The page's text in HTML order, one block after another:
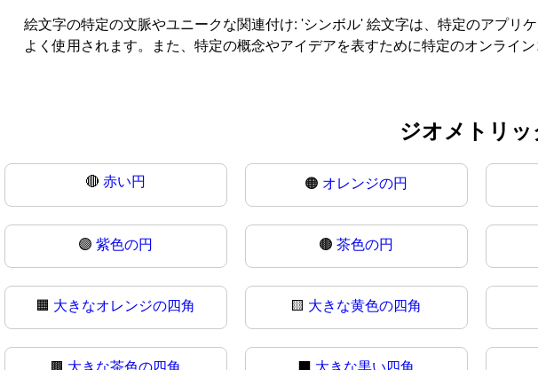
絵文字の特定の文脈やユニークな関連付け: 'シンボル' 絵文字は、特定のアプリ
よく使用されます。また、特定の概念やアイデアを表すために特定のオンライ
ジオメトリ
🔴赤い円 🟠 オレンジの円
🟣紫色の円 🟤茶色の円
🟧 大きなオレンジの四角 🟨 大きな黄色の四角
🟫 大きな茶色の四角 大きな黒い四角